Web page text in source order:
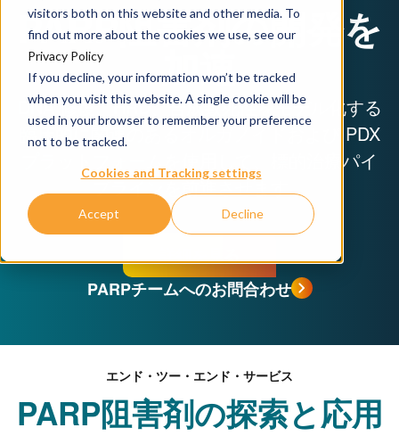
visitors both on this website and other media. To
find out more about the cookies we use, see our
Privacy Policy
If you decline, your information won’t be tracked
when you visit this website. A single cookie will be
used in your browser to remember your preference
not to be tracked.
Cookies and Tracking settings
Accept Decline
PARP阻害剤の開発を
加速
DNA 修復、HRD、合成致死性をモデル化する
臨床的に関連のあるオルガノイドおよび PDX
プラットフォームを使用して、標的治療パイ
プラインを前進させます。
PARPチームへのお問合わせ
エンド・ツー・エンド・サービス
PARP阻害剤の探索と応用